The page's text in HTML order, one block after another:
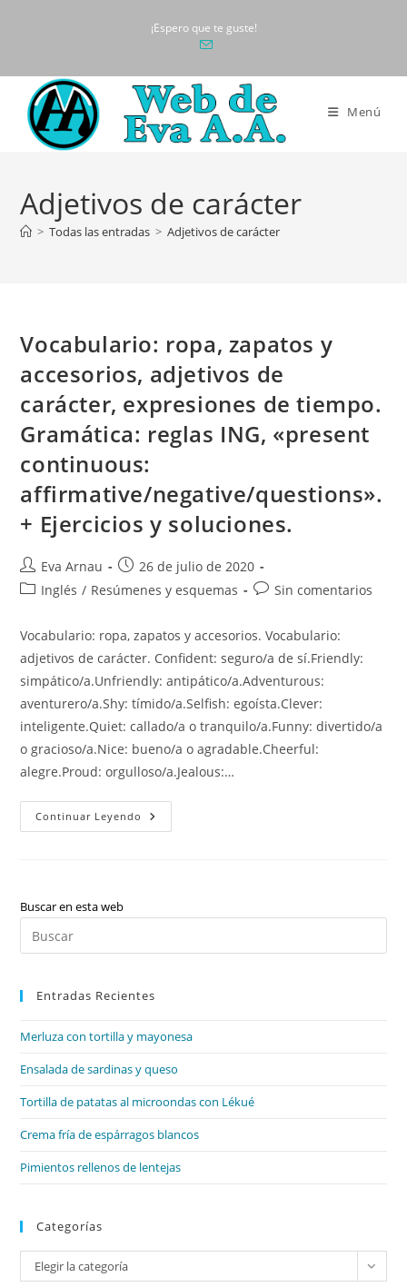
¡Espero que te guste!
Menú
Adjetivos de carácter
> Todas las entradas > Adjetivos de carácter
Vocabulario: ropa, zapatos y
accesorios, adjetivos de
carácter, expresiones de tiempo.
Gramática: reglas ING, «present
continuous:
affirmative/negative/questions».
+ Ejercicios y soluciones.
Autor
de
Eva Arnau
Publicación
de
26 de julio de 2020
Categoría
la
entrada:
Inglés / Resúmenes y esquemas
Comentarios
entrada:
Sin comentarios
Vocabulario: ropa, zapatos y accesorios. Vocabulario:
adjetivos de carácter. Confident: seguro/a de sí.Friendly:
simpático/a.Unfriendly: antipático/a.Adventurous:
aventurero/a.Shy: tímido/a.Selfish: egoísta.Clever:
inteligente.Quiet: callado/a o tranquilo/a.Funny: divertido/a
o gracioso/a.Nice: bueno/a o agradable.Cheerful:
alegre.Proud: orgulloso/a.Jealous:…
Continuar Leyendo Vocabulario:
Ropa,
Expresiones
Gramática:
«present
+
Ejercicios
Soluciones.
Buscar en esta web
Entradas Recientes
Merluza con tortilla y mayonesa
Ensalada de sardinas y queso
Tortilla de patatas al microondas con Lékué
Crema fría de espárragos blancos
Pimientos rellenos de lentejas
Categorías
Categorías
Elegir la categoría